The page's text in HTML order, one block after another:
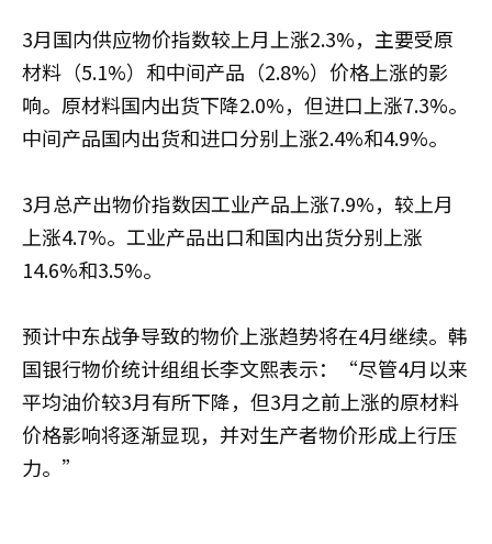
3月国内供应物价指数较上月上涨2.3%，主要受原
材料（5.1%）和中间产品（2.8%）价格上涨的影
响。原材料国内出货下降2.0%，但进口上涨7.3%。
中间产品国内出货和进口分别上涨2.4%和4.9%。
3月总产出物价指数因工业产品上涨7.9%，较上月
上涨4.7%。工业产品出口和国内出货分别上涨
14.6%和3.5%。
预计中东战争导致的物价上涨趋势将在4月继续。韩
国银行物价统计组组长李文熙表示：“尽管4月以来
平均油价较3月有所下降，但3月之前上涨的原材料
价格影响将逐渐显现，并对生产者物价形成上行压
力。”